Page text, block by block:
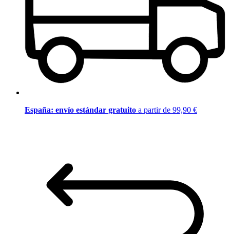
España: envío estándar gratuito a partir de 99,90 €